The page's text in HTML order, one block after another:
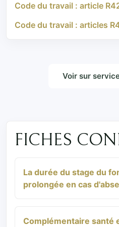
Code du travail : article
Code du travail : articles
Voir sur
FICHES
La durée du stage du
prolongée en cas
Complémentaire santé